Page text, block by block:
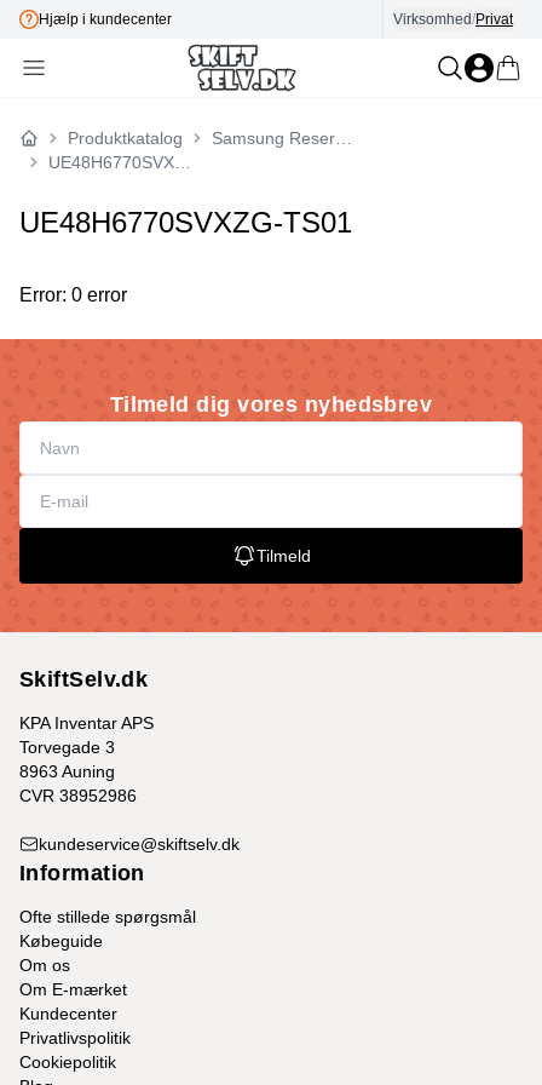
Hjælp i kundecenter E-mærket
Virksomhed/Privat
Forside
Produktkatalog
UE48H6770SVXZG-TS01
Error: 0 error
Tilmeld dig vores nyhedsbrev
Tilmeld
SkiftSelv.dk
KPA Inventar APS
Torvegade 3
8963 Auning
CVR 38952986
kundeservice@skiftselv.dk
Information
Ofte stillede spørgsmål
Købeguide
Om os
Om E-mærket
Kundecenter
Privatlivspolitik
Cookiepolitik